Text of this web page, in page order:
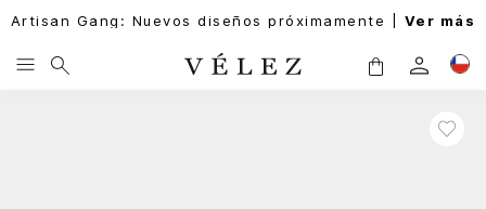
Artisan Gang: Nuevos diseños próximamente | Ver más